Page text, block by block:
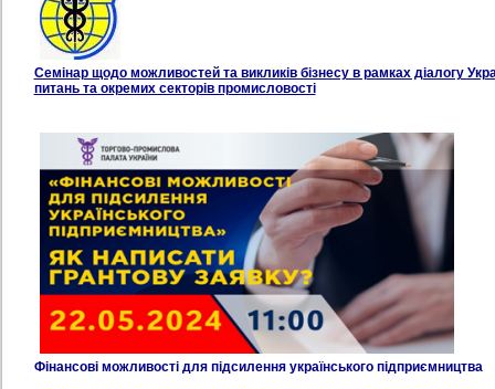
Семінар щодо можливостей та викликів бізнесу в рамках діалогу
питань та окремих секторів промисловості
Фінансові можливості для підсилення українського підприємництва